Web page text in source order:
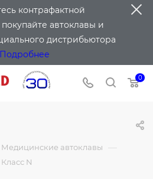
контрафактной
автоклавы и
дистрибьютора
Подробнее
0
Медицинские автоклавы —
Класс N